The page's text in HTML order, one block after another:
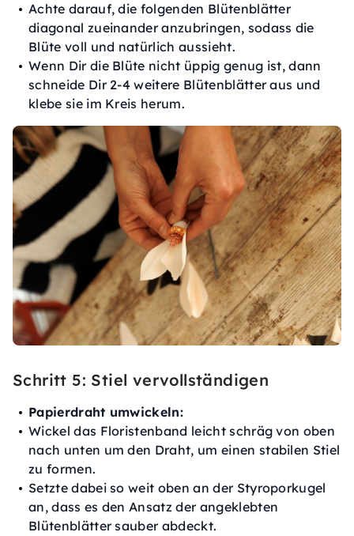
Achte darauf, die folgenden Blütenblätter
diagonal zueinander anzubringen, sodass die
Blüte voll und natürlich aussieht.
Wenn Dir die Blüte nicht üppig genug ist, dann
schneide Dir 2-4 weitere Blütenblätter aus und
klebe sie im Kreis herum.
Schritt 5: Stiel vervollständigen
Papierdraht umwickeln:
Wickel das Floristenband leicht schräg von oben
nach unten um den Draht, um einen stabilen Stiel
zu formen.
Setzte dabei so weit oben an der Styroporkugel
an, dass es den Ansatz der angeklebten
Blütenblätter sauber abdeckt.